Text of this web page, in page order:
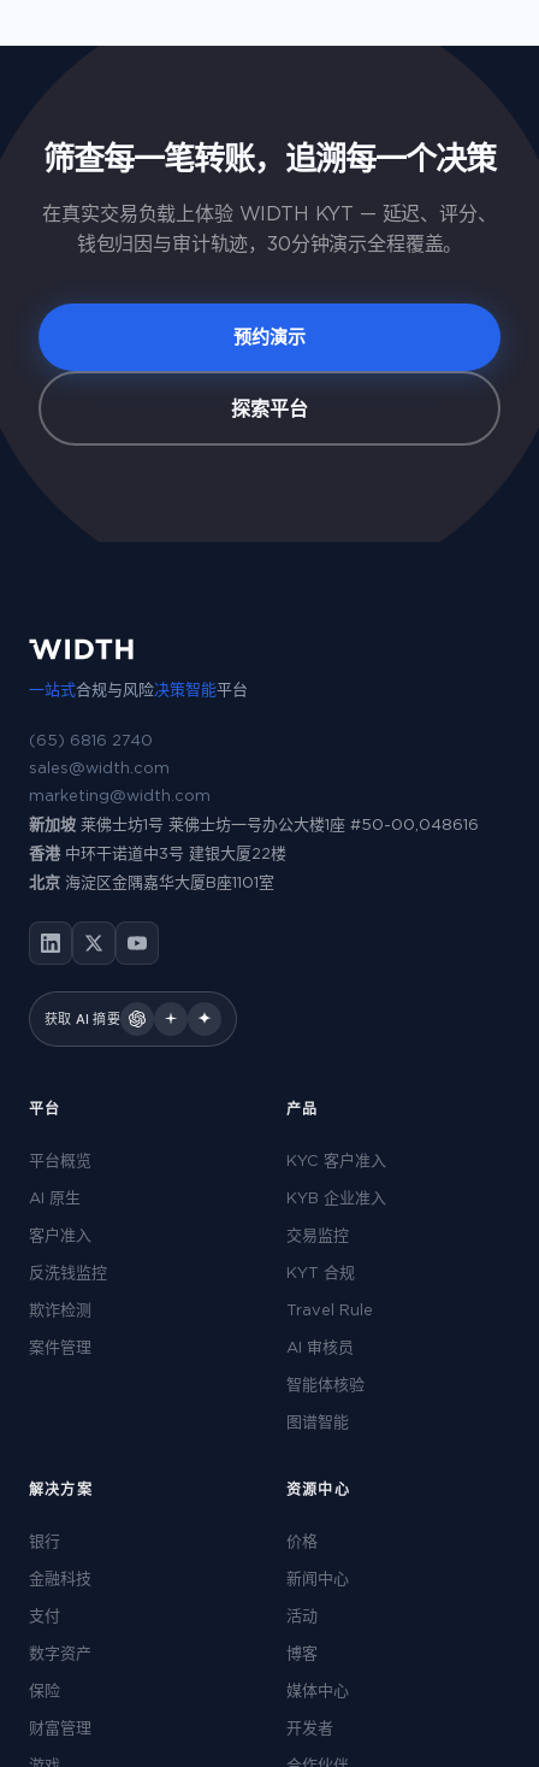
筛查每一笔转账，追溯每一个决策
在真实交易负载上体验 WIDTH KYT — 延迟、评分、
钱包归因与审计轨迹，30分钟演示全程覆盖。
预约演示
探索平台
一站式合规与风险决策智能平台
(65) 6816 2740
sales@width.com
marketing@width.com
新加坡 莱佛士坊1号 莱佛士坊一号办公大楼1座 #50-00,048616
香港 中环干诺道中3号 建银大厦22楼
北京 海淀区金隅嘉华大厦B座1101室
获取 AI 摘要
平台
平台概览
AI 原生
客户准入
反洗钱监控
欺诈检测
案件管理
产品
KYC 客户准入
KYB 企业准入
交易监控
KYT 合规
Travel Rule
AI 审核员
智能体核验
图谱智能
解决方案
银行
金融科技
支付
数字资产
保险
财富管理
资源中心
价格
新闻中心
活动
博客
媒体中心
开发者